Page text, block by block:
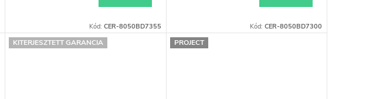
Kód: CER-8050BD7355 Kód: CER-8050BD7300
KITERJESZTETT GARANCIA PROJECT